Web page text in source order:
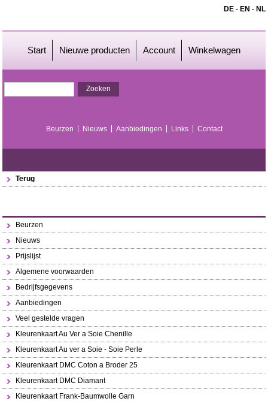
DE- EN - NL
Start Nieuwe producten Account Winkelwagen
Beurzen Nieuws Aanbiedingen Links Contact
Terug
Beurzen
Nieuws
Prijslijst
Algemene voorwaarden
Bedrijfsgegevens
Aanbiedingen
Veel gestelde vragen
Kleurenkaart Au Ver a Soie Chenille
Kleurenkaart Au ver a Soie - Soie Perle
Kleurenkaart DMC Coton a Broder 25
Kleurenkaart DMC Diamant
Kleurenkaart Frank-Baumwolle Garn